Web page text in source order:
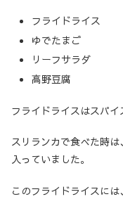
フライドライス
ゆでたまご
リーフサラダ
高野豆腐
フライドライスはスパイ
スリランカで食べた時
入っていました。
このフライドライスに